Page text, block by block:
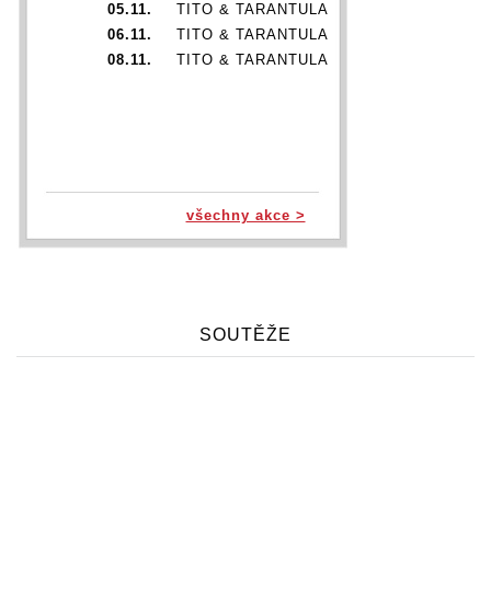
05.11.
TITO & TARANTULA
06.11.
TITO & TARANTULA
08.11.
TITO & TARANTULA
všechny akce >
SOUTĚŽE